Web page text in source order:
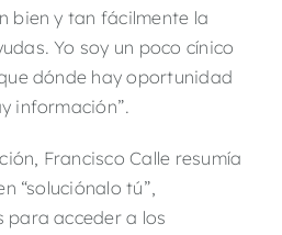
bien y tan fácilmente la
Yo soy un poco cínico
dónde hay oportunidad
información”.
Francisco Calle resumía
“soluciónalo tú”,
acceder a los